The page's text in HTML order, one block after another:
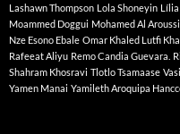
Lashawn Thompson Lola Shoneyin
Moammed Doggui Mohamed Al Aroussi
Nze Esono Ebale Omar Khaled Lutfi
Rafeeat Aliyu Remo Candia Guevara.
Shahram Khosravi Tlotlo Tsamaase
Yamen Manai Yamileth Aroquipa